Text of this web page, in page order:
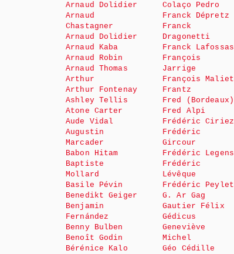
Arnaud Dolidier
Arnaud
Chastagner
Arnaud Dolidier
Arnaud Kaba
Arnaud Robin
Arnaud Thomas
Arthur
Arthur Fontenay
Ashley Tellis
Atone Carter
Aude Vidal
Augustin
Marcader
Babon Hitam
Baptiste
Mollard
Basile Pévin
Benedikt Geiger
Benjamin
Fernández
Benny Bulben
Benoît Godin
Bérénice Kalo
Colaço Pedro
Franck Dépretz
Franck
Dragonetti
Franck Lafossas
François
Jarrige
François Maliet
Frantz
Fred (Bordeaux)
Fred Alpi
Frédéric Ciriez
Frédéric
Gircour
Frédéric Legens
Frédéric
Lévêque
Frédéric Peylet
G. Ar Gag
Gautier Félix
Gédicus
Geneviève
Michel
Géo Cédille